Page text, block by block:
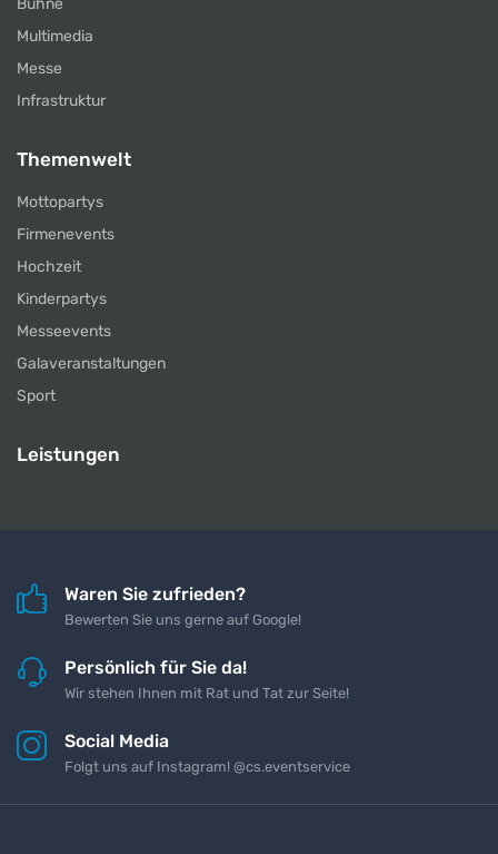
Bühne
Multimedia
Messe
Infrastruktur
Themenwelt
Mottopartys
Firmenevents
Hochzeit
Kinderpartys
Messeevents
Galaveranstaltungen
Sport
Leistungen
Waren Sie zufrieden?
Bewerten Sie uns gerne auf Google!
Persönlich für Sie da!
Wir stehen Ihnen mit Rat und Tat zur Seite!
Social Media
Folgt uns auf Instagram! @cs.eventservice